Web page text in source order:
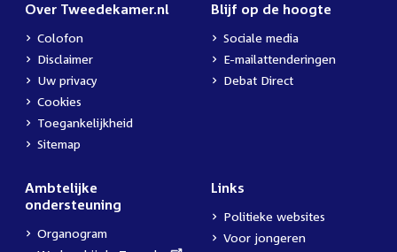
Over Tweedekamer.nl
Colofon
Disclaimer
Uw privacy
Cookies
Toegankelijkheid
Sitemap
Blijf op de hoogte
Sociale media
E-mailattenderingen
Debat Direct
Ambtelijke
ondersteuning
Organogram
Links
Politieke websites
Voor jongeren